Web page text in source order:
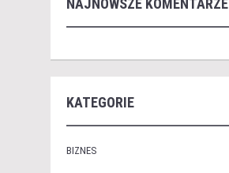
NAJNOWSZE KOMENTARZE
KATEGORIE
BIZNES